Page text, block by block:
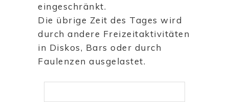
eingeschränkt.
Die übrige Zeit des Tages wird
durch andere Freizeitaktivitäten
in Diskos, Bars oder durch
Faulenzen ausgelastet.
Suchen